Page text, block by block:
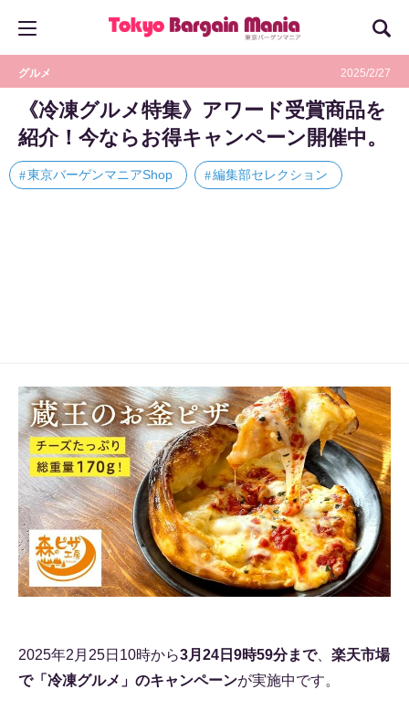
グルメ 2025/2/27
《冷凍グルメ特集》アワード受賞商品を
紹介！今ならお得キャンペーン開催中。
東京バーゲンマニアShop 編集部セレクション
2025年2月25日10時から3月24日9時59分まで、 楽天市場
で「冷凍グルメ」のキャンペーンが実施中です。